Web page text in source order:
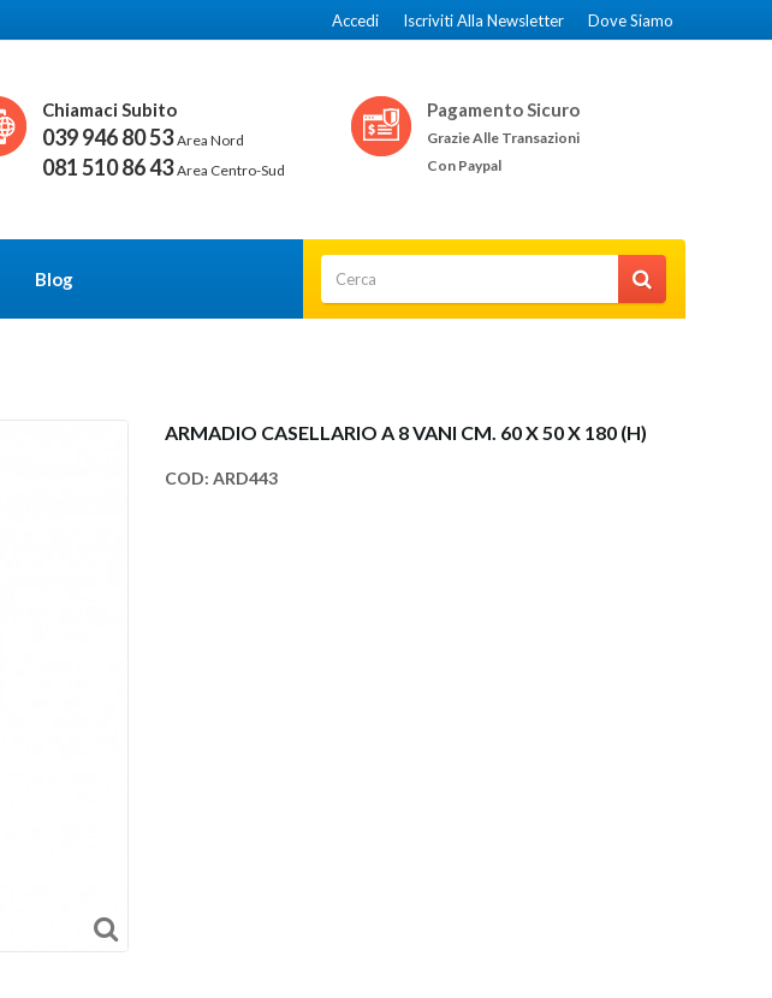
Iscriviti Alla Newsletter Dove Siamo
Accedi
Chiamaci Subito
039 946 80 53 Area Nord
081 510 86 43 Area Centro-Sud
Pagamento Sicuro
Grazie Alle Transazioni
Con Paypal
Blog
ARMADIO CASELLARIO A 8 VANI CM. 60 X 50 X 180 (H)
COD: ARD443